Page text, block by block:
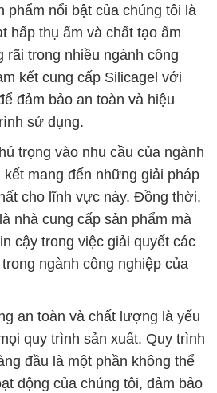
phẩm nổi bật của chúng tôi là
hấp thụ ẩm và chất tạo ẩm
trong nhiều ngành công
kết cung cấp Silicagel với
đảm bảo an toàn và hiệu
sử dụng.
trọng vào nhu cầu của ngành
kết mang đến những giải pháp
cho lĩnh vực này. Đồng thời,
nhà cung cấp sản phẩm mà
cậy trong việc giải quyết các
ngành công nghiệp của
an toàn và chất lượng là yếu
quy trình sản xuất. Quy trình
đầu là một phần không thể
động của chúng tôi, đảm bảo